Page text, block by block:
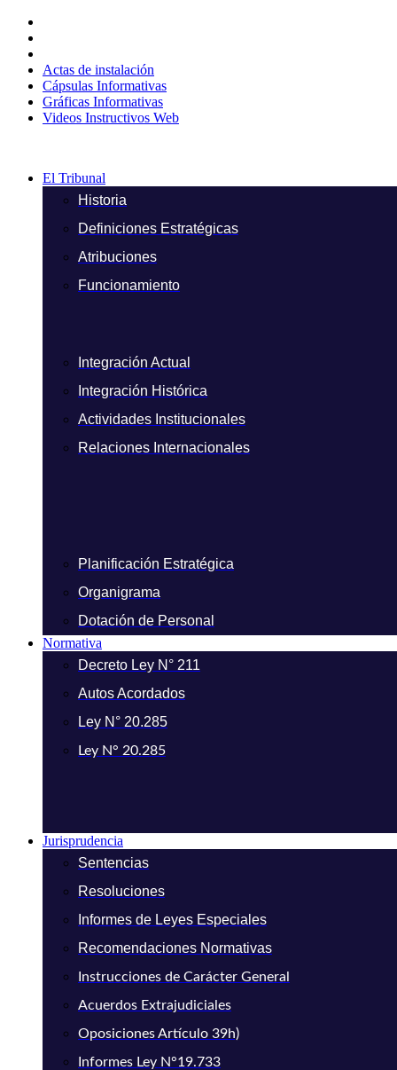
contenido
Actas de instalación
Cápsulas Informativas
Gráficas Informativas
Videos Instructivos Web
El Tribunal
Historia
Definiciones Estratégicas
Atribuciones
Funcionamiento
Integración Actual
Integración Histórica
Actividades Institucionales
Relaciones Internacionales
Planificación Estratégica
Organigrama
Dotación de Personal
Normativa
Decreto Ley N° 211
Autos Acordados
Ley N° 20.285
Ley N° 20.285
Jurisprudencia
Sentencias
Resoluciones
Informes de Leyes Especiales
Recomendaciones Normativas
Instrucciones de Carácter General
Acuerdos Extrajudiciales
Oposiciones Artículo 39h)
Informes Ley N°19.733